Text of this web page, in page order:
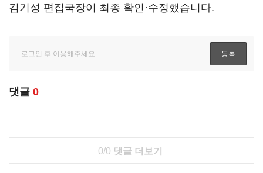
김기성 편집국장이 최종 확인·수정했습니다.
댓글 0
0/0 댓글 더보기